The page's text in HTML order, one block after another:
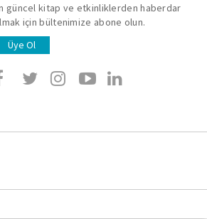
güncel kitap ve etkinliklerden haberdar
için bültenimize abone olun.
Üye Ol